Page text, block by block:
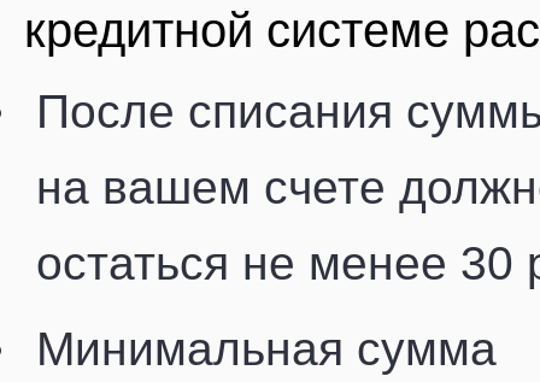
кредитной системе
После списания
на вашем счете
остаться не менее 30
Минимальная сумма